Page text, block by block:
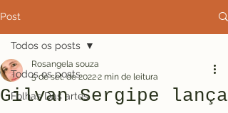
Post
Todos os posts
Folhas Das artes
Todos os posts
Gilvan Sergipe lança
Rosangela souza
5 de set. de 20222 min de leitura